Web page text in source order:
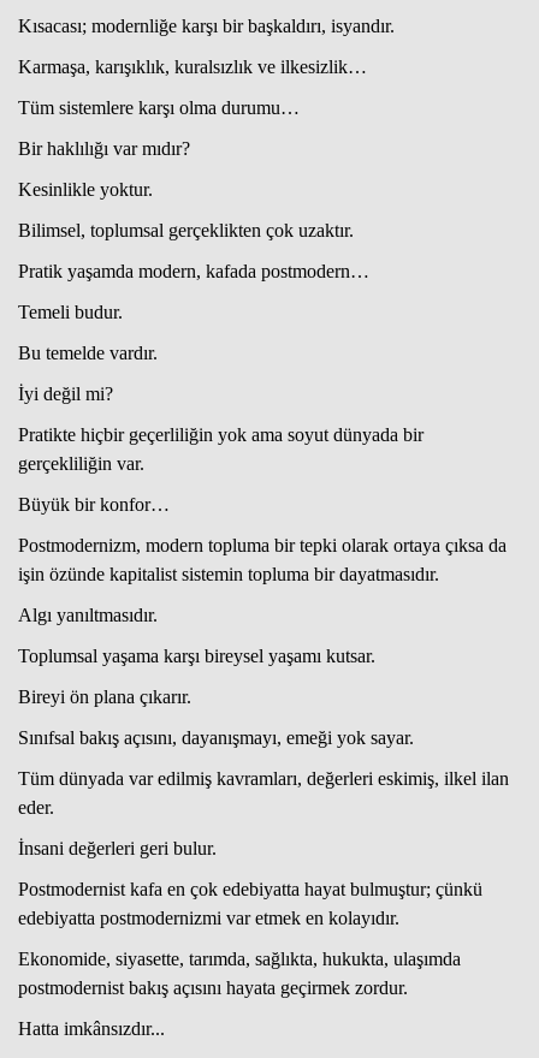
Kısacası; modernliğe karşı bir başkaldırı, isyandır.
Karmaşa, karışıklık, kuralsızlık ve ilkesizlik…
Tüm sistemlere karşı olma durumu…
Bir haklılığı var mıdır?
Kesinlikle yoktur.
Bilimsel, toplumsal gerçeklikten çok uzaktır.
Pratik yaşamda modern, kafada postmodern…
Temeli budur.
Bu temelde vardır.
İyi değil mi?
Pratikte hiçbir geçerliliğin yok ama soyut dünyada bir
gerçekliliğin var.
Büyük bir konfor…
Postmodernizm, modern topluma bir tepki olarak ortaya çıksa da
işin özünde kapitalist sistemin topluma bir dayatmasıdır.
Algı yanıltmasıdır.
Toplumsal yaşama karşı bireysel yaşamı kutsar.
Bireyi ön plana çıkarır.
Sınıfsal bakış açısını, dayanışmayı, emeği yok sayar.
Tüm dünyada var edilmiş kavramları, değerleri eskimiş, ilkel ilan
eder.
İnsani değerleri geri bulur.
Postmodernist kafa en çok edebiyatta hayat bulmuştur; çünkü
edebiyatta postmodernizmi var etmek en kolayıdır.
Ekonomide, siyasette, tarımda, sağlıkta, hukukta, ulaşımda
postmodernist bakış açısını hayata geçirmek zordur.
Hatta imkânsızdır...